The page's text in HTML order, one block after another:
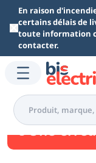
Aller au contenu
En raison
certains délais de
toute information
contacter.
Une